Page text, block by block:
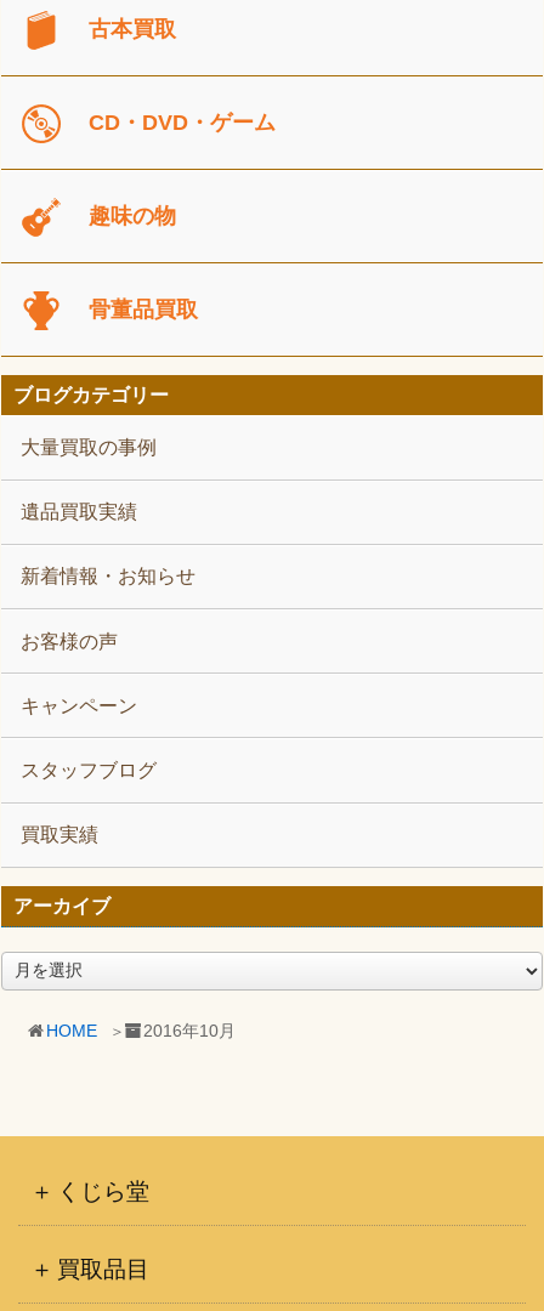
HOME 2016年10月
古本買取
CD・DVD・ゲーム
趣味の物
骨董品買取
ブログカテゴリー
大量買取の事例
遺品買取実績
新着情報・お知らせ
お客様の声
キャンペーン
スタッフブログ
買取実績
アーカイブ
ア
ー
くじら堂
買取品目